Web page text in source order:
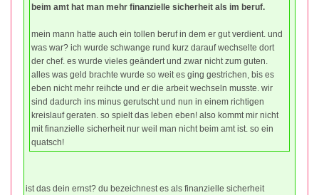
beim amt hat man mehr finanzielle sicherheit als im beruf.
mein mann hatte auch ein tollen beruf in dem er gut verdient. und
was war? ich wurde schwange rund kurz darauf wechselte dort
der chef. es wurde vieles geändert und zwar nicht zum guten.
alles was geld brachte wurde so weit es ging gestrichen, bis es
eben nicht mehr reihcte und er die arbeit wechseln musste. wir
sind dadurch ins minus gerutscht und nun in einem richtigen
kreislauf geraten. so spielt das leben eben! also kommt mir nicht
mit finanzielle sicherheit nur weil man nicht beim amt ist. so ein
quatsch!
ist das dein ernst? du bezeichnest es als finanzielle sicherheit